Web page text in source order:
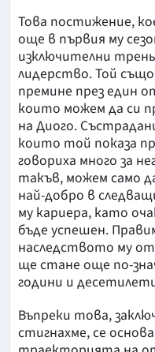
Това постижение,
още в първия му
изключителни
лидерство. Той
премине през един
които можем да си
на Диого.
които той показа
говориха много за
такъв, можем само
най-добро в
му кариера, като
бъде успешен.
наследството му
ще стане още по-
години и
Въпреки това,
стигнахме, се